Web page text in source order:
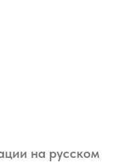
на русском